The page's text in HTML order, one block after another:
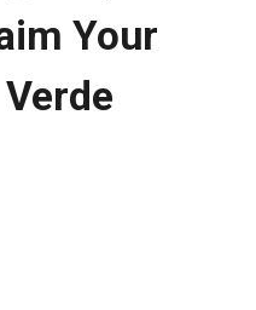
Your